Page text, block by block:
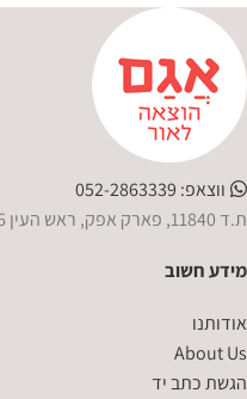
ווצאפ: 052-2863339
ת.ד 11840, פארק אפק, ראש העין 4809106
מידע חשוב
אודותנו
About Us
הגשת כתב יד